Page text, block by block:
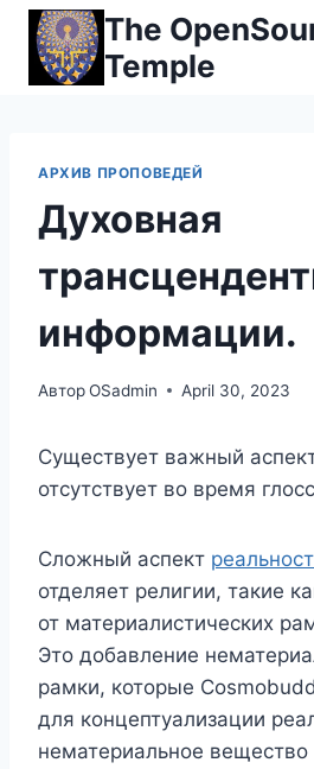
Перейти
контенту
The
Temple
АРХИВ ПРОПОВЕДЕЙ
Духовная
информации.
АвторOSadmin April 30, 2023
Существует важный
отсутствует во время
Сложный аспект
отделяет религии, такие
от материалистических
Это добавление
рамки, которые
для концептуализации
нематериальное вещество